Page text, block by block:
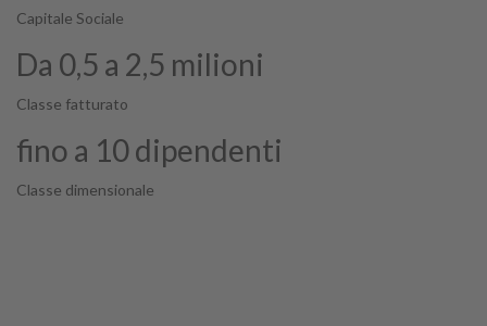
Capitale Sociale
Da 0,5 a 2,5 milioni
Classe fatturato
fino a 10 dipendenti
Classe dimensionale